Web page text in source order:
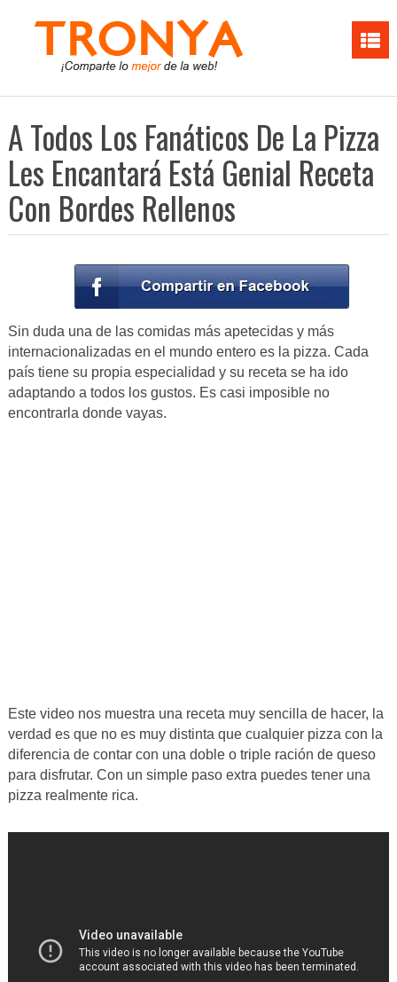
A Todos Los Fanáticos De La Pizza
Les Encantará Está Genial Receta
Con Bordes Rellenos
Sin duda una de las comidas más apetecidas y más
internacionalizadas en el mundo entero es la pizza. Cada
país tiene su propia especialidad y su receta se ha ido
adaptando a todos los gustos. Es casi imposible no
encontrarla donde vayas.
Este video nos muestra una receta muy sencilla de hacer, la
verdad es que no es muy distinta que cualquier pizza con la
diferencia de contar con una doble o triple ración de queso
para disfrutar. Con un simple paso extra puedes tener una
pizza realmente rica.